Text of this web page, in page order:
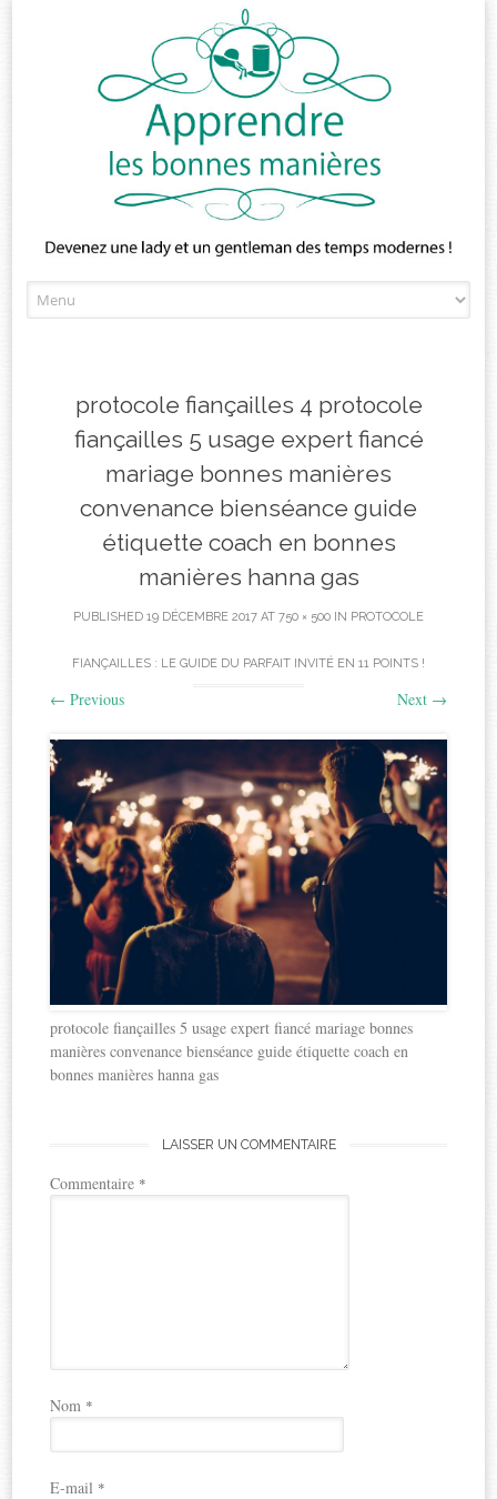
to
protocole fiançailles 4 protocole
fiançailles 5 usage expert fiancé
mariage bonnes manières
convenance bienséance guide
étiquette coach en bonnes
manières hanna gas
PUBLISHED 19 DÉCEMBRE 2017 AT 750 × 500 IN PROTOCOLE
FIANÇAILLES : LE GUIDE DU PARFAIT INVITÉ EN 11 POINTS !
← Previous Next →
protocole fiançailles 5 usage expert fiancé mariage bonnes
manières convenance bienséance guide étiquette coach en
bonnes manières hanna gas
LAISSER UN COMMENTAIRE
Commentaire *
Nom *
E-mail *